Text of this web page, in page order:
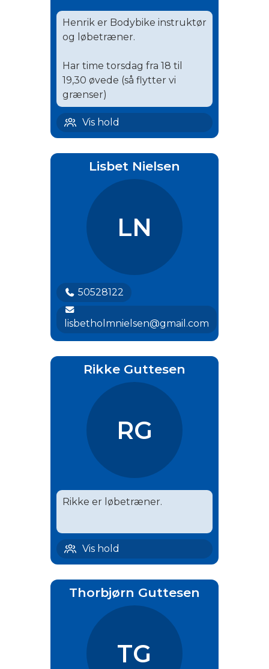
Henrik er Bodybike instruktør
og løbetræner.
Har time torsdag fra 18 til
19,30 øvede (så flytter vi
grænser)
Vis hold
Hårlev løb | 10
Lisbet Nielsen
LN
50528122
lisbetholmnielsen@gmail.com
Rikke Guttesen
RG
Rikke er løbetræner.
Vis hold
Hårlev løb | 10
Thorbjørn Guttesen
TG